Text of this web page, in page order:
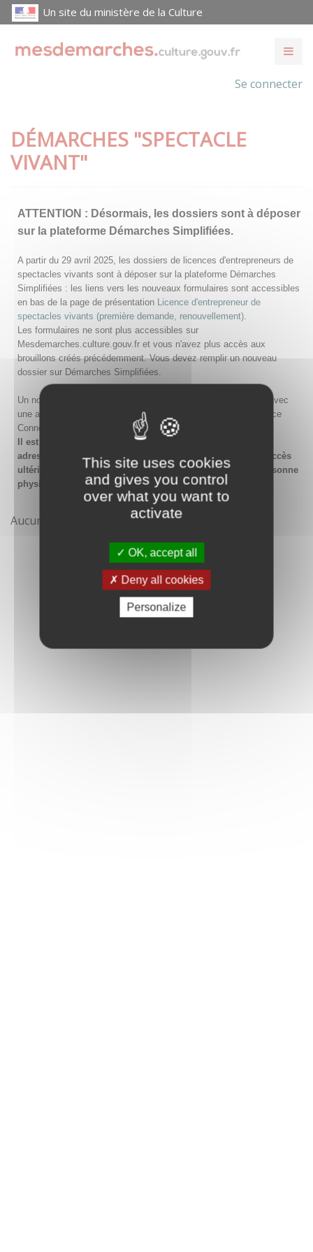
This site uses cookies
and gives you control
over what you want to
activate
OK, accept all
Deny all cookies
Personalize
Un site du ministère de la Culture
Se connecter
DÉMARCHES "SPECTACLE
VIVANT"
ATTENTION : Désormais, les dossiers sont à déposer
sur la plateforme Démarches Simplifiées.
A partir du 29 avril 2025, les dossiers de licences d'entrepreneurs de
spectacles vivants sont à déposer sur la plateforme Démarches
Simplifiées : les liens vers les nouveaux formulaires sont accessibles
en bas de la page de présentation Licence d'entrepreneur de
spectacles vivants (première demande, renouvellement).
Les formulaires ne sont plus accessibles sur
Mesdemarches.culture.gouv.fr et vous n'avez plus accès aux
brouillons créés précédemment. Vous devez remplir un nouveau
dossier sur Démarches Simplifiées.
Un nouveau compte doit être créé sur Démarches Simplifiées avec
une adresse email et un mot de passe, ou en passant par France
Connect.
Il est conseillé lors de la création du compte de saisir une
adresse email générique de l'organisme afin de garantir l'accès
ultérieur au compte même en cas de changement de la personne
physique gestionnaire.
Aucune démarche pour le moment